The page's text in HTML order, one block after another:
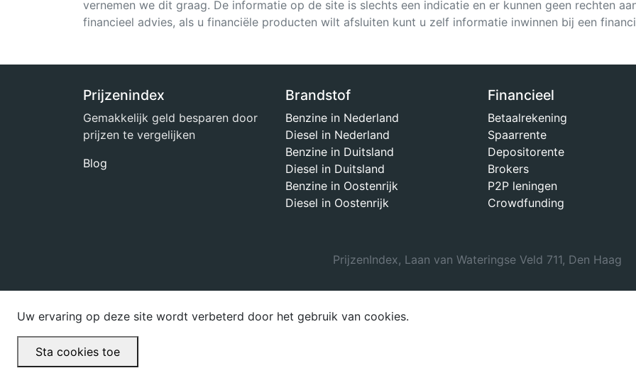
vernemen we dit graag. De informatie op de site is slechts een indicatie en er kunnen geen rechten
financieel advies, als u financiële producten wilt afsluiten kunt u zelf informatie inwinnen bij een
Prijzenindex
Gemakkelijk geld besparen door
prijzen te vergelijken
Blog
Brandstof
Benzine in Nederland
Diesel in Nederland
Benzine in Duitsland
Diesel in Duitsland
Benzine in Oostenrijk
Diesel in Oostenrijk
Financieel
Betaalrekening
Spaarrente
Depositorente
Brokers
P2P leningen
Crowdfunding
PrijzenIndex, Laan van Wateringse Veld 711, Den Haag
Uw ervaring op deze site wordt verbeterd door het gebruik van cookies.
Sta cookies toe